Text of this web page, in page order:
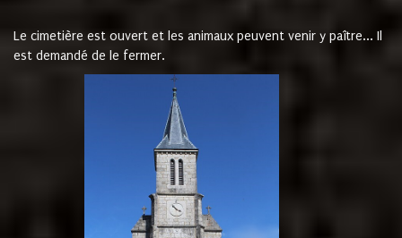
Le cimetière est ouvert et les animaux peuvent venir y paître... Il
est demandé de le fermer.